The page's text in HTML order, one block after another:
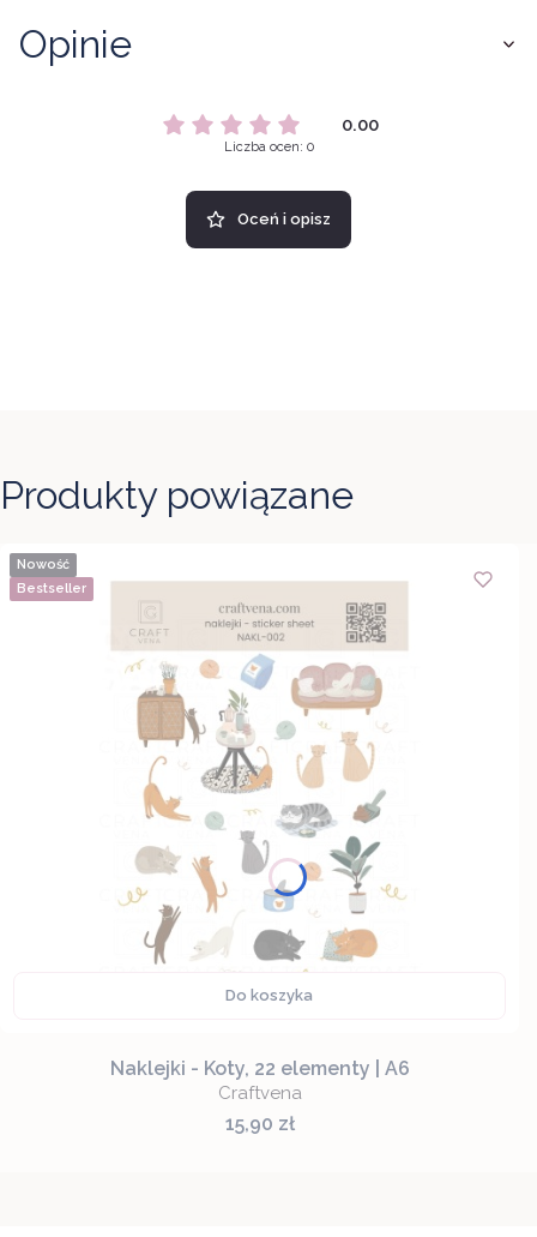
Opinie
0.00
Liczba ocen: 0
Oceń i opisz
Produkty powiązane
Bestseller
Nowość
Do koszyka
Naklejki - Koty, 22 elementy | A6
Craftvena
Cena
15,90 zł